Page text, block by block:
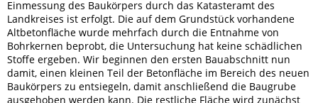
Einmessung des Baukörpers durch das Katasteramt des
Landkreises ist erfolgt. Die auf dem Grundstück vorhandene
Altbetonfläche wurde mehrfach durch die Entnahme von
Bohrkernen beprobt, die Untersuchung hat keine schädlichen
Stoffe ergeben. Wir beginnen den ersten Bauabschnitt nun
damit, einen kleinen Teil der Betonfläche im Bereich des neuen
Baukörpers zu entsiegeln, damit anschließend die Baugrube
ausgehoben werden kann. Die restliche Fläche wird zunächst